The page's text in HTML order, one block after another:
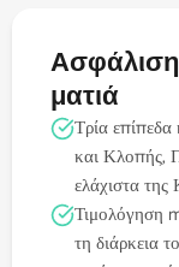
ματιά
Τρία
και Κλοπής,
ελάχιστα
Τιμολόγηση
τη διάρκεια